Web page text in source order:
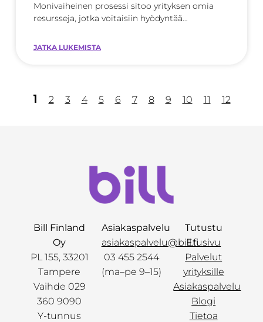
Monivaiheinen prosessi sitoo yrityksen omia
resursseja, jotka voitaisiin hyödyntää
JATKA LUKEMISTA
1 2 3 4 5 6 7 8 9 10 11 12
Bill Finland
Oy
PL 155, 33201
Tampere
Vaihde 029
360 9090
Y-tunnus
Asiakaspalvelu
asiakaspalvelu@bill.fi
03 455 2544
(ma–pe 9–15)
Tutustu
Etusivu
Palvelut
yrityksille
Asiakaspalvelu
Blogi
Tietoa